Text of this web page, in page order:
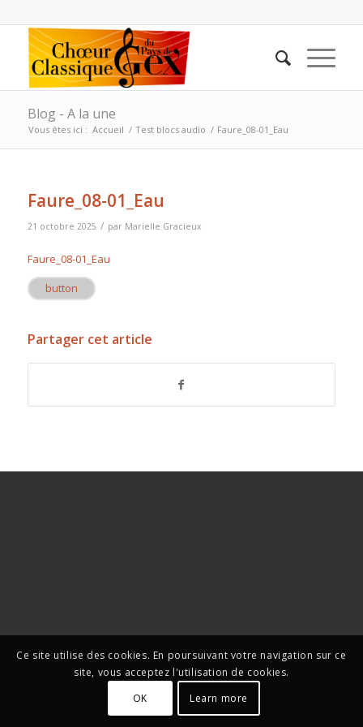
Blog - A la une
Vous êtes ici : Accueil / Test blocs audio / Faure_08-01_Eau
Faure_08-01_Eau
21 octobre 2025 / par Marielle Gracieux
Faure_08-01_Eau
button
Partager cet article
Ce site utilise des cookies. En poursuivant votre navigation sur ce
site, vous acceptez l'utilisation de cookies.
OK
Learn more